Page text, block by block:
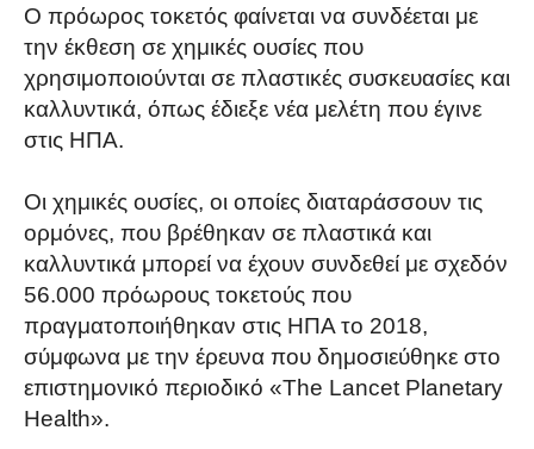
Ο πρόωρος τοκετός φαίνεται να συνδέεται με
την έκθεση σε χημικές ουσίες που
χρησιμοποιούνται σε πλαστικές συσκευασίες και
καλλυντικά, όπως έδιεξε νέα μελέτη που έγινε
στις ΗΠΑ.
Οι χημικές ουσίες, οι οποίες διαταράσσουν τις
ορμόνες, που βρέθηκαν σε πλαστικά και
καλλυντικά μπορεί να έχουν συνδεθεί με σχεδόν
56.000 πρόωρους τοκετούς που
πραγματοποιήθηκαν στις ΗΠΑ το 2018,
σύμφωνα με την έρευνα που δημοσιεύθηκε στο
επιστημονικό περιοδικό «The Lancet Planetary
Health».